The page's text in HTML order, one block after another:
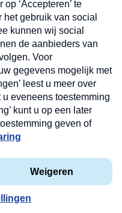
MAX
op onze
in uw